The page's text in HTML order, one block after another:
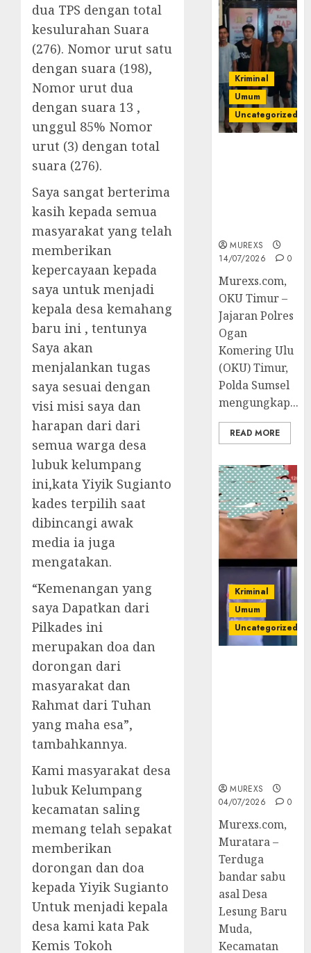
dua TPS dengan total
kesulurahan Suara
(276). Nomor urut satu
dengan suara (198),
Nomor urut dua
dengan suara 13 ,
unggul 85% Nomor
urut (3) dengan total
suara (276).
Saya sangat berterima
kasih kepada semua
masyarakat yang telah
memberikan
kepercayaan kepada
saya untuk menjadi
kepala desa kemahang
baru ini , tentunya
Saya akan
menjalankan tugas
saya sesuai dengan
visi misi saya dan
harapan dari dari
semua warga desa
lubuk kelumpang
ini,kata Yiyik Sugianto
kades terpilih saat
dibincangi awak
media ia juga
mengatakan.
“Kemenangan yang
saya Dapatkan dari
Pilkades ini
merupakan doa dan
dorongan dari
masyarakat dan
Rahmat dari Tuhan
yang maha esa”,
tambahkannya.
Kami masyarakat desa
lubuk Kelumpang
kecamatan saling
memang telah sepakat
memberikan
dorongan dan doa
kepada Yiyik Sugianto
Untuk menjadi kepala
desa kami kata Pak
Kemis Tokoh
Kriminal
Umum
Uncategorized
MUREXS
14/07/2026
0
Murexs.com,
OKU Timur –
Jajaran Polres
Ogan
Komering Ulu
(OKU) Timur,
Polda Sumsel
mengungkap...
READ MORE
Kriminal
Umum
Uncategorized
MUREXS
04/07/2026
0
Murexs.com,
Muratara –
Terduga
bandar sabu
asal Desa
Lesung Baru
Muda,
Kecamatan